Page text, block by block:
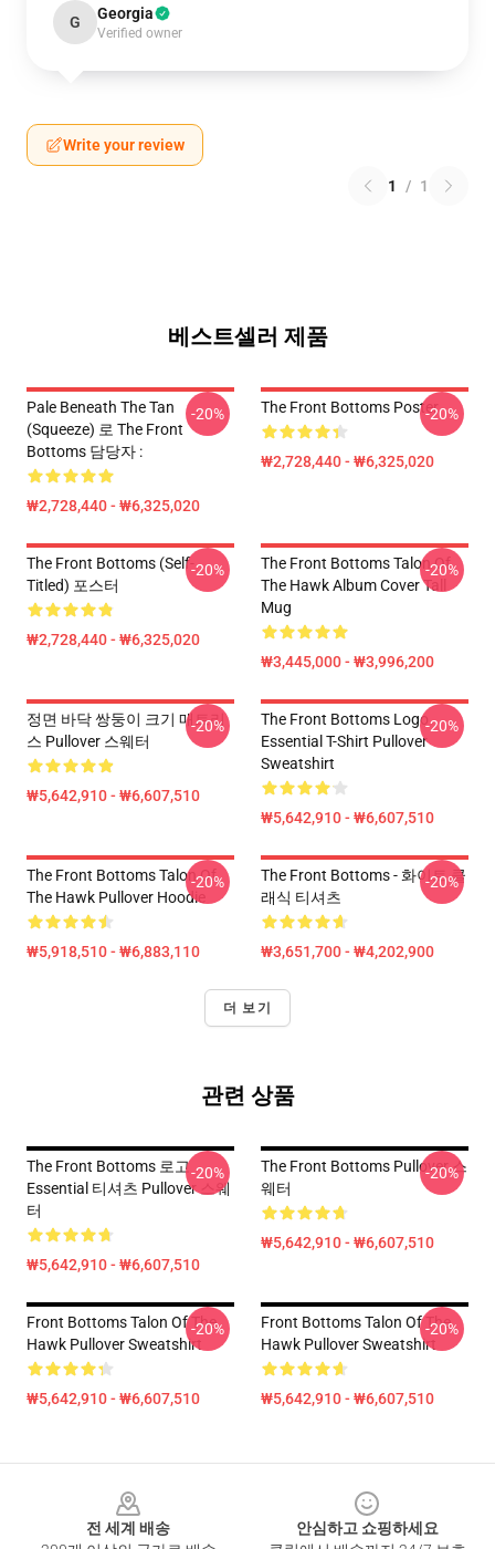
G Georgia
Verified owner
Write your review
1 / 1
베스트셀러 제품
Pale Beneath The Tan
(Squeeze) 로 The Front
Bottoms 담당자 :
₩2,728,440 - ₩6,325,020
-20% The Front Bottoms Poster
₩2,728,440 - ₩6,325,020
-20%
The Front Bottoms (Self-
Titled) 포스터
₩2,728,440 - ₩6,325,020
-20%
The Front Bottoms Talon Of
The Hawk Album Cover Tall
Mug
₩3,445,000 - ₩3,996,200
-20%
정면 바닥 쌍둥이 크기 매트리
스 Pullover 스웨터
₩5,642,910 - ₩6,607,510
-20%
The Front Bottoms Logo
Essential T-Shirt Pullover
Sweatshirt
₩5,642,910 - ₩6,607,510
-20%
The Front Bottoms Talon Of
The Hawk Pullover Hoodie
₩5,918,510 - ₩6,883,110
-20%
The Front Bottoms - 화이트 클
래식 티셔츠
₩3,651,700 - ₩4,202,900
-20%
더 보기
관련 상품
The Front Bottoms 로고
Essential 티셔츠 Pullover 스웨
터
₩5,642,910 - ₩6,607,510
-20%
The Front Bottoms Pullover 스
웨터
₩5,642,910 - ₩6,607,510
-20%
Front Bottoms Talon Of The
Hawk Pullover Sweatshirt
₩5,642,910 - ₩6,607,510
-20%
Front Bottoms Talon Of The
Hawk Pullover Sweatshirt
₩5,642,910 - ₩6,607,510
-20%
전 세계 배송
안심하고 쇼핑하세요